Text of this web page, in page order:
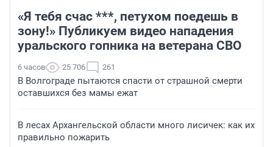
«Я тебя счас ***, петухом поедешь в
зону!» Публикуем видео нападения
уральского гопника на ветерана СВО
6 часов 25 706 261
В Волгограде пытаются спасти от страшной смерти
оставшихся без мамы ежат
В лесах Архангельской области много лисичек: как их
правильно пожарить